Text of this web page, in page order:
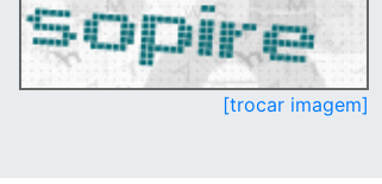
[trocar imagem]